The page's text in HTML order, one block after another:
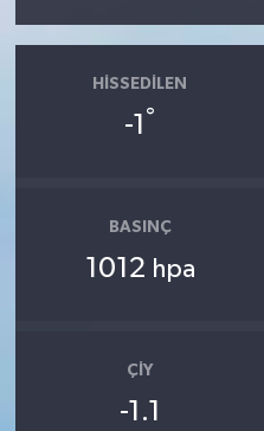
HISSEDILEN
-1 °
BASINÇ
1012 hpa
ÇIY
-1.1